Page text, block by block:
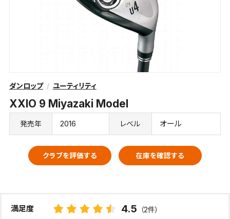
ダンロップ ユーティリティ
XXIO 9 Miyazaki Model
発売年 2016 レベル オール
クラブを評価する 在庫を確認する
満足度 4.5 （2件）